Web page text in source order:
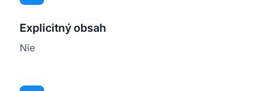
Explicitný obsah
Nie